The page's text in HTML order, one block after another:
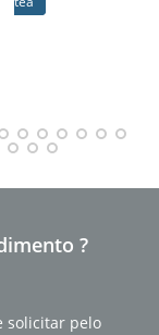
?
solicitar pelo